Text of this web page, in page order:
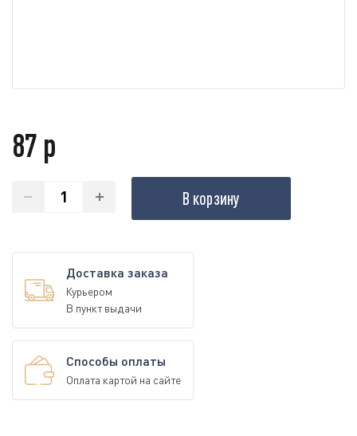
87 р
В корзину
Доставка заказа
Курьером
В пункт выдачи
Способы оплаты
Оплата картой на сайте